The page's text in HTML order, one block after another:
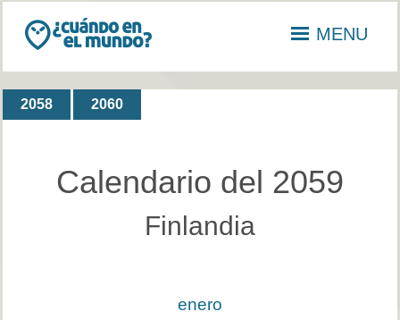
MENU
2058 2060
Calendario del 2059
Finlandia
enero